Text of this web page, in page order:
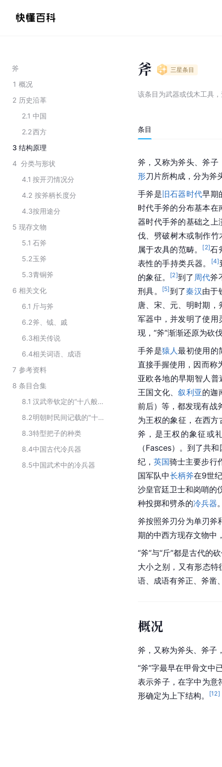
斧
1 概况
2 历史沿革
2.1 中国
2.2西方
3 结构原理
4 分类与形状
4.1 按开刃情况分
4.2 按斧柄长度分
4.3按用途分
5 现存文物
5.1 石斧
5.2玉斧
5.3青铜斧
6 相关文化
6.1 斤与斧
6.2斧、钺、戚
6.3相关传说
6.4相关词语、成语
7 参考资料
8 条目合集
8.1
汉武帝钦定的“十八般兵器”
8.2
明朝时民间记载的"十八般武艺"
8.3特型把子的种类
8.4中国古代冷兵器
8.5中国武术中的冷兵器
斧 三星条目
该条目为武器或伐木工具 ，
条目
斧，又称为斧头、斧
形刀片所构成，分为斧
手斧是旧石器时代早期
时代手斧的分布基本在
器时代手斧的基础之上
伐、劈破树木或制作竹
属于农具的范畴。
[2]石
表性的手持类兵器。
[4]
的象征。
[2]到了 周代斧
刑具。
[5]到了秦汉由于
唐 、宋、元、明时期
军器中，并发明了使用
现，“斧”渐渐还原为砍
手斧是猿人最初使用的
直接手握使用，因而称
亚欧各地的早期智人普
王国文化、叙利亚的迦
前后）等，都发现有战
为王权的象征，在西
斧，是王权的象征或
（Fasces）。到了共
纪，英国骑士主要步行
国军队中长柄斧在9世
沙皇官廷卫士和岗哨的
种投掷和劈杀的冷兵器
斧按照斧刃分为单刃斧
期的中西方现存文物中
“斧”与“斤”都是古代的
大小之别，又有形态特
语、成语有斧正、斧凿
概况
斧，又称为斧头、斧子
“斧”字最早在甲骨文中
表示斧子，在字中为意
形确定为上下结构。 [12]